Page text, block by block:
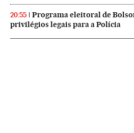
20:55
Programa eleitoral de
privilégios legais para a Polícia